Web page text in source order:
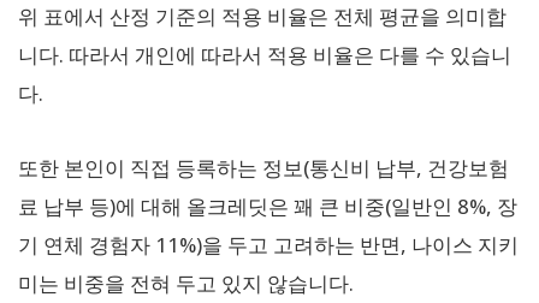
위 표에서 산정 기준의 적용 비율은 전체 평균을 의미합
니다. 따라서 개인에 따라서 적용 비율은 다를 수 있습니
다.
또한 본인이 직접 등록하는 정보(통신비 납부, 건강보험
료 납부 등)에 대해 올크레딧은 꽤 큰 비중(일반인 8%, 장
기 연체 경험자 11%)을 두고 고려하는 반면, 나이스 지키
미는 비중을 전혀 두고 있지 않습니다.